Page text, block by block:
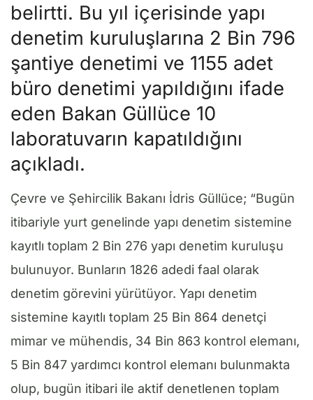
belirtti. Bu yıl içerisinde yapı
denetim kuruluşlarına 2 Bin 796
şantiye denetimi ve 1155 adet
büro denetimi yapıldığını ifade
eden Bakan Güllüce 10
laboratuvarın kapatıldığını
açıkladı.
Çevre ve Şehircilik Bakanı İdris Güllüce; “Bugün
itibariyle yurt genelinde yapı denetim sistemine
kayıtlı toplam 2 Bin 276 yapı denetim kuruluşu
bulunuyor. Bunların 1826 adedi faal olarak
denetim görevini yürütüyor. Yapı denetim
sistemine kayıtlı toplam 25 Bin 864 denetçi
mimar ve mühendis, 34 Bin 863 kontrol elemanı,
5 Bin 847 yardımcı kontrol elemanı bulunmakta
olup, bugün itibari ile aktif denetlenen toplam